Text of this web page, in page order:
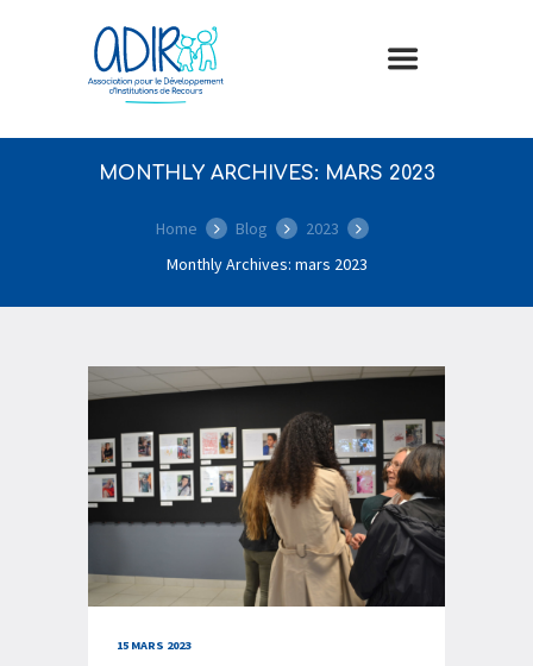
MONTHLY ARCHIVES: MARS 2023
Home Blog
2023
Monthly Archives: mars 2023
15 MARS 2023